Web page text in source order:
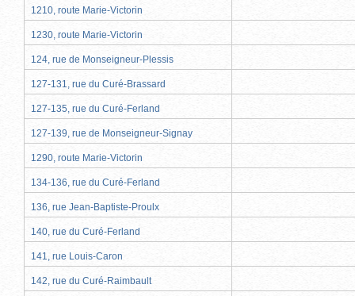
1210, route Marie-Victorin
1230, route Marie-Victorin
124, rue de Monseigneur-Plessis
127-131, rue du Curé-Brassard
127-135, rue du Curé-Ferland
127-139, rue de Monseigneur-Signay
1290, route Marie-Victorin
134-136, rue du Curé-Ferland
136, rue Jean-Baptiste-Proulx
140, rue du Curé-Ferland
141, rue Louis-Caron
142, rue du Curé-Raimbault